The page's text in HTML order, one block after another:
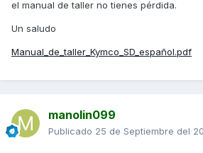
el manual de taller no tienes pérdida.
Un saludo
Manual_de_taller_Kymco_SD_español.pdf
manolin099
Publicado 25 de Septiembre del